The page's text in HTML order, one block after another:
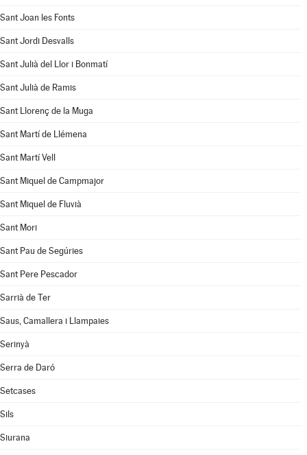
Sant Joan les Fonts
Sant Jordi Desvalls
Sant Julià del Llor i Bonmatí
Sant Julià de Ramis
Sant Llorenç de la Muga
Sant Martí de Llémena
Sant Martí Vell
Sant Miquel de Campmajor
Sant Miquel de Fluvià
Sant Mori
Sant Pau de Segúries
Sant Pere Pescador
Sarrià de Ter
Saus, Camallera i Llampaies
Serinyà
Serra de Daró
Setcases
Sils
Siurana